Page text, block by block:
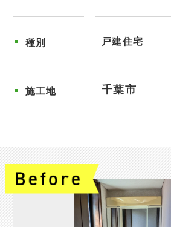
種別 戸建住宅
施工地 千葉市